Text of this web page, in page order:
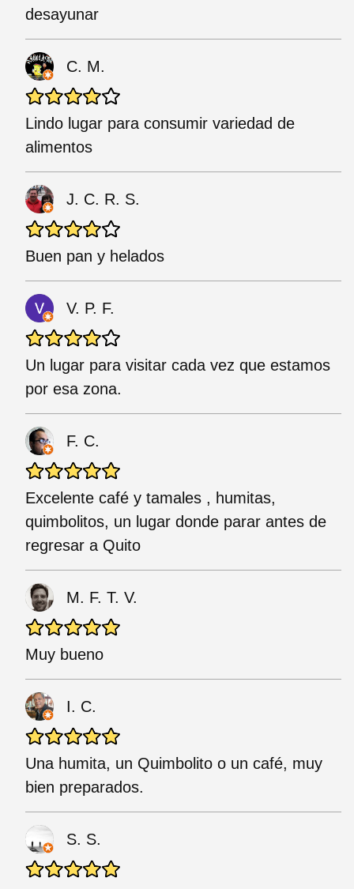
desayunar
C. M.
Lindo lugar para consumir variedad de
alimentos
J. C. R. S.
Buen pan y helados
V. P. F.
Un lugar para visitar cada vez que estamos
por esa zona.
F. C.
Excelente café y tamales , humitas,
quimbolitos, un lugar donde parar antes de
regresar a Quito
M. F. T. V.
Muy bueno
I. C.
Una humita, un Quimbolito o un café, muy
bien preparados.
S. S.